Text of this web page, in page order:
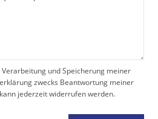
und Speicherung meiner
zwecks Beantwortung meiner
jederzeit widerrufen werden.